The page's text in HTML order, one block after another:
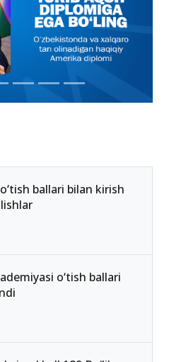
ballari bilan kirish
o‘tish ballari